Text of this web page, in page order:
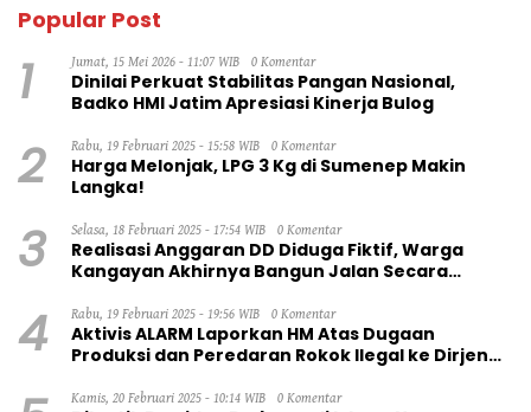
Popular Post
1 Jumat, 15 Mei 2026 - 11:07 WIB 0 Komentar
Dinilai Perkuat Stabilitas Pangan Nasional,
Badko HMI Jatim Apresiasi Kinerja Bulog
2 Rabu, 19 Februari 2025 - 15:58 WIB 0 Komentar
Harga Melonjak, LPG 3 Kg di Sumenep Makin
Langka!
3 Selasa, 18 Februari 2025 - 17:54 WIB 0 Komentar
Realisasi Anggaran DD Diduga Fiktif, Warga
Kangayan Akhirnya Bangun Jalan Secara
4 Rabu, 19 Februari 2025 - 19:56 WIB 0 Komentar
Aktivis ALARM Laporkan HM Atas Dugaan
Produksi dan Peredaran Rokok Ilegal ke Dirjen
Kamis, 20 Februari 2025 - 10:14 WIB 0 Komentar